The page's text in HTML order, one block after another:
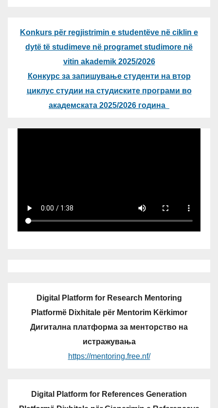
Konkurs për regjistrimin e studentëve në ciklin e
dytë të studimeve në programet studimore në
vitin akademik 2025/2026
Конкурс за запишување студенти на втор
циклус студии на студиските програми во
академската 2025/2026 година
Digital Platform for Research Mentoring
Platformë Dixhitale për Mentorim Kërkimor
Дигитална платформа за менторство на
истражувања
https://mentoring.free.nf/
Digital Platform for References Generation